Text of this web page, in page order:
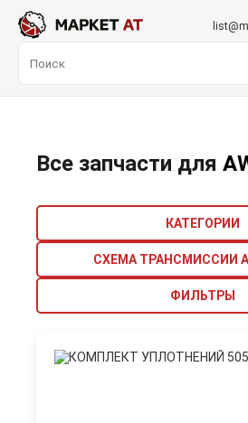
Все запчасти для
КАТЕГОРИИ
СХЕМА ТРАНСМИССИИ
ФИЛЬТРЫ